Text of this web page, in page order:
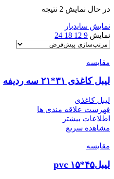
در حال نمایش 2 نتیجه
نمایش سایدبار
نمایش 9
12
18
24
مقایسه
لیبل کاغذی ۳۱*۲۱ سه ردیفه
لیبل کاغذی
فهرست علاقه مندی ها
اطلاعات بیشتر
مشاهده سریع
مقایسه
لیبل۴۵*۱۵ pvc